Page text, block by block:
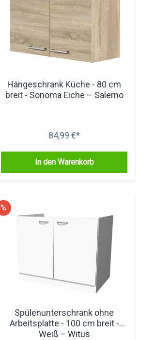
Hängeschrank Küche - 80 cm
breit - Sonoma Eiche – Salerno
84,99 €*
In den Warenkorb
%
Spülenunterschrank ohne
Arbeitsplatte - 100 cm breit -
Weiß – Witus